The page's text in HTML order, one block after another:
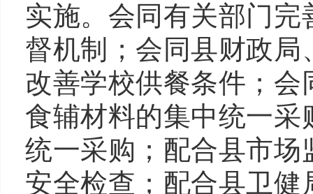
实施。会同有关部门
督机制
； 会同县财政局
改善学校供餐条件 ； 会
食辅材料的集中统一
统一采购 ； 配合县市场
安全检查 ； 配合县卫健